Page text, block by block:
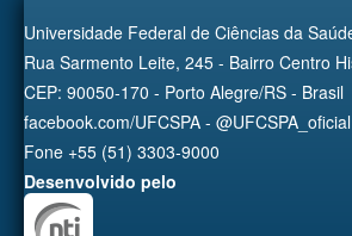
Universidade Federal de Ciências da
Rua Sarmento Leite, 245 - Bairro Centro
CEP: 90050-170 - Porto Alegre/RS - Brasil
facebook.com/UFCSPA - @UFCSPA_oficial
Fone +55 (51) 3303-9000
Desenvolvido pelo